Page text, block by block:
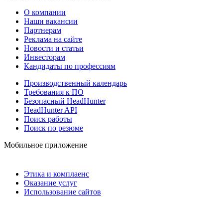
О компании
Наши вакансии
Партнерам
Реклама на сайте
Новости и статьи
Инвесторам
Кандидаты по профессиям
Производственный календарь
Требования к ПО
Безопасный HeadHunter
HeadHunter API
Поиск работы
Поиск по резюме
Мобильное приложение
Этика и комплаенс
Оказание услуг
Использование сайтов